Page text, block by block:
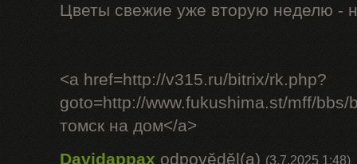
Цветы свежие уже вторую неделю -
<a href=http://v315.ru/bitrix/rk.php?
goto=http://www.fukushima.st/mff/bbs/
томск на дом</a>
Davidappax odpověděl(a) (3.7.2025 1:48)